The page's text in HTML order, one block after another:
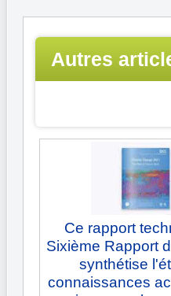
Autres
Ce rapport
Sixième Rapport
synthétise
connaissances